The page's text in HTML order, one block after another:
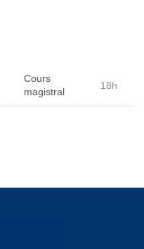
Cours
magistral
18h